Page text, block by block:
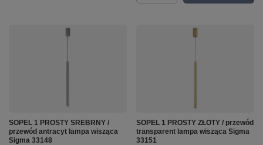
SOPEL 1 PROSTY SREBRNY /
przewód antracyt lampa wisząca
Sigma 33148
SOPEL 1 PROSTY ZŁOTY / przewód
transparent lampa wisząca Sigma
33151